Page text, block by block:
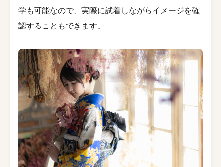
学も可能なので、実際に試着しながらイメージを確
認することもできます。